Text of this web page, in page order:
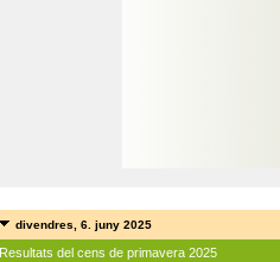
divendres, 6. juny 2025
Resultats del cens de primavera 2025